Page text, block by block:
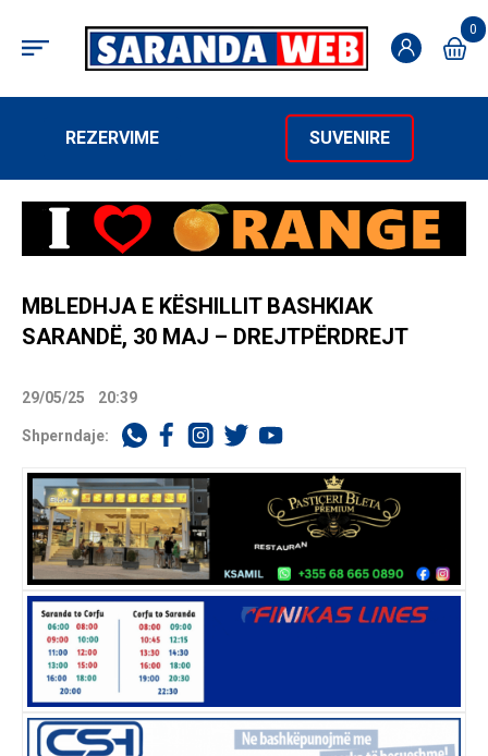
0
REZERVIME SUVENIRE
MBLEDHJA E KËSHILLIT BASHKIAK
SARANDË, 30 MAJ – DREJTPËRDREJT
29/05/25 20:39
Shperndaje: